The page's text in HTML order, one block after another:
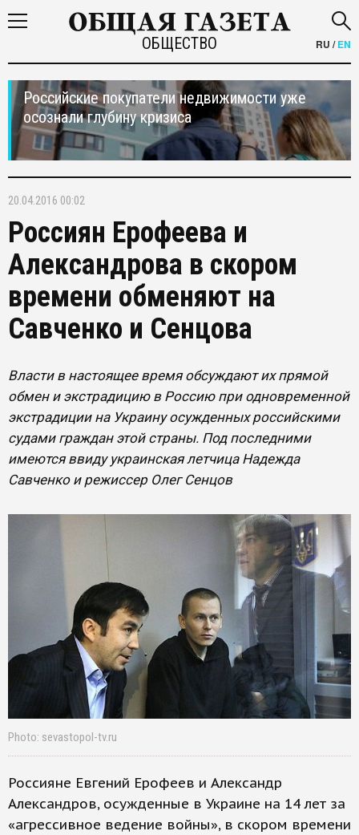
ОБЩЕСТВО RU /EN
Российские покупатели недвижимости уже
осознали глубину кризиса
20.04.2016 00:02
Россиян Ерофеева и
Александрова в скором
времени обменяют на
Савченко и Сенцова
Власти в настоящее время обсуждают их прямой
обмен и экстрадицию в Россию при одновременной
экстрадиции на Украину осужденных российскими
судами граждан этой страны. Под последними
имеются ввиду украинская летчица Надежда
Савченко и режиссер Олег Сенцов
Photo: sevastopol-tv.ru
Россияне Евгений Ерофеев и Александр
Александров, осужденные в Украине на 14 лет за
«агрессивное ведение войны», в скором времени